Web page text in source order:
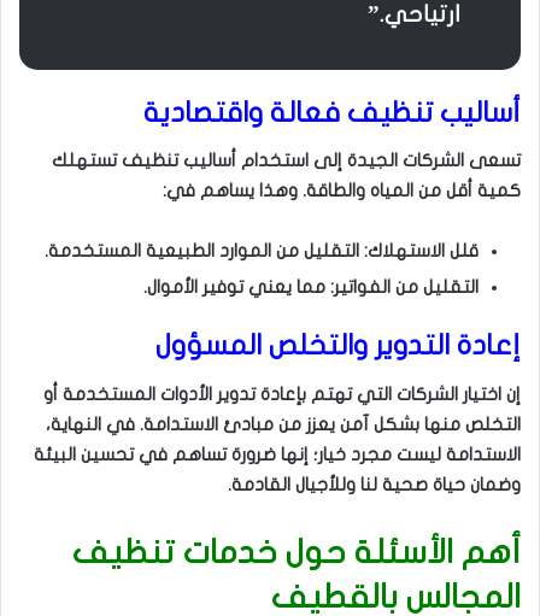
ارتياحي.”
أساليب تنظيف فعالة واقتصادية
تسعى الشركات الجيدة إلى استخدام أساليب تنظيف تستهلك
كمية أقل من المياه والطاقة. وهذا يساهم في:
قلل الاستهلاك: التقليل من الموارد الطبيعية المستخدمة.
التقليل من الفواتير: مما يعني توفير الأموال.
إعادة التدوير والتخلص المسؤول
إن اختيار الشركات التي تهتم بإعادة تدوير الأدوات المستخدمة أو
التخلص منها بشكل آمن يعزز من مبادئ الاستدامة. في النهاية،
الاستدامة ليست مجرد خيار؛ إنها ضرورة تساهم في تحسين البيئة
وضمان حياة صحية لنا وللأجيال القادمة.
أهم الأسئلة حول خدمات تنظيف
المجالس بالقطيف